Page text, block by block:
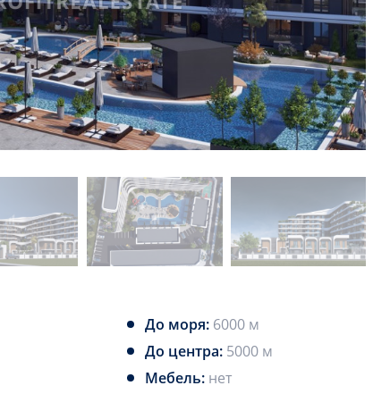
До моря: 6000 м
До центра: 5000 м
Мебель: нет